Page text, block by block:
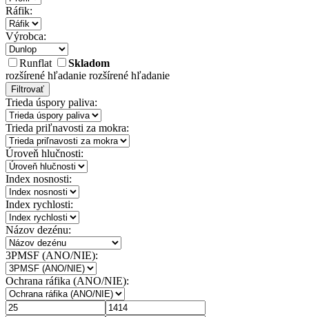
Ráfik:
Výrobca:
Runflat
Skladom
rozšírené hľadanie rozšírené hľadanie
Filtrovať
Trieda úspory paliva:
Trieda priľnavosti za mokra:
Úroveň hlučnosti:
Index nosnosti:
Index rychlosti:
Názov dezénu:
3PMSF (ANO/NIE):
Ochrana ráfika (ANO/NIE):